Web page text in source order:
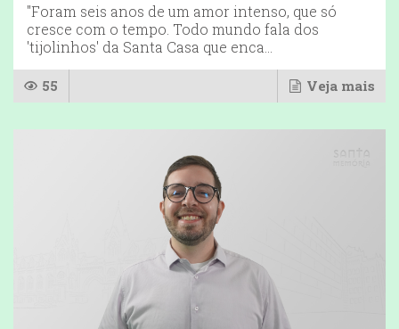
"Foram seis anos de um amor intenso, que só
cresce com o tempo. Todo mundo fala dos
'tijolinhos' da Santa Casa que enca...
55 Veja mais